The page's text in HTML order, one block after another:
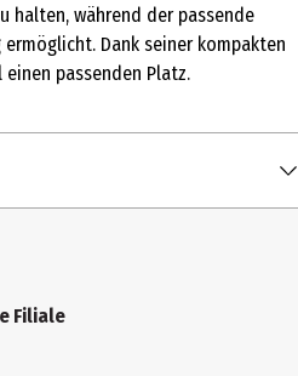
halten, während der passende
Dank seiner kompakten
passenden Platz.
Filiale